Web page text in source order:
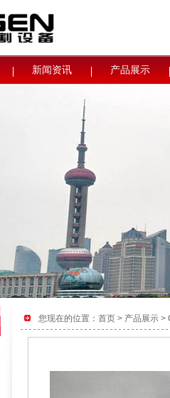
新闻资讯 产品展示
您现在的位置：首页 > 产品展示 >